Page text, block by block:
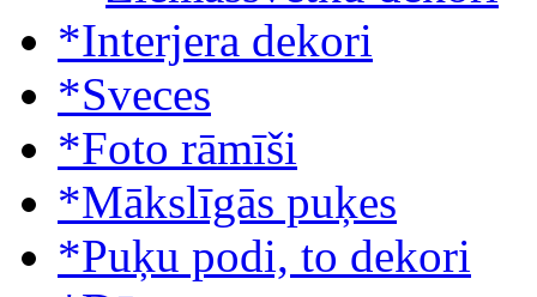
*Interjera dekori
*Sveces
*Foto rāmīši
*Mākslīgās puķes
*Puķu podi, to dekori